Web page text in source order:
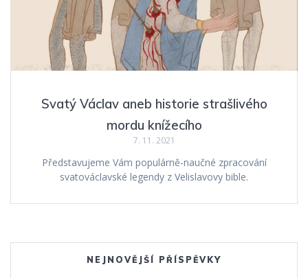
Svatý Václav aneb historie strašlivého
mordu knížecího
7. 11. 2021
Představujeme Vám populárně-naučné zpracování
svatováclavské legendy z Velislavovy bible.
NEJNOVĚJŠÍ PŘÍSPĚVKY